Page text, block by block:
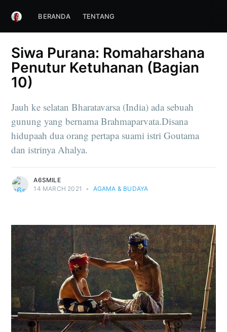
BERANDA TENTANG
Siwa Purana: Romaharshana
Penutur Ketuhanan (Bagian
10)
Jauh ke selatan Bharatavarsa (India) ada sebuah
gunung yang bernama Brahmaparvata.Disana
hidupaah dua orang pertapa suami istri Goutama
dan istrinya Ahalya.
A6SMILE
14 MARCH 2021
• AGAMA & BUDAYA